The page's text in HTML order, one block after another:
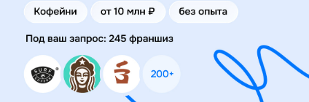
финансовые услуги. Заключение договоров
коммерческой концессии (франчайзинга) осуществляется
правообладателями/их представителями. Бизнесменс.ру
не является посредником или представителем
правообладателя и не несет ответственность за условия
предоставления франшизы и действия лиц,
осуществленные на основании информации, имеющейся